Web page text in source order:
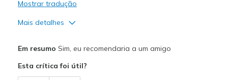
Mostrar tradução
Mais detalhes
Breathe Well
Em resumo Sim, eu recomendaria a um amigo
Esta crítica foi útil?